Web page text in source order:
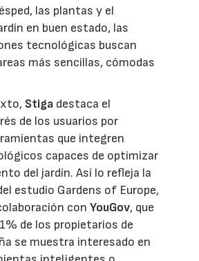
las plantas y el
en buen estado, las
tecnológicas buscan
más sencillas, cómodas
Stiga destaca el
de los usuarios por
que integren
capaces de optimizar
del jardín. Así lo refleja la
estudio Gardens of Europe,
conYouGov, que
de los propietarios de
se muestra interesado en